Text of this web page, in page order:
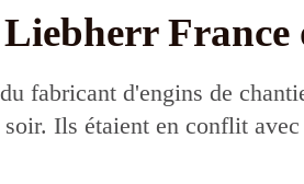
Liebherr
fabricant d'engins de
Ils étaient en conflit